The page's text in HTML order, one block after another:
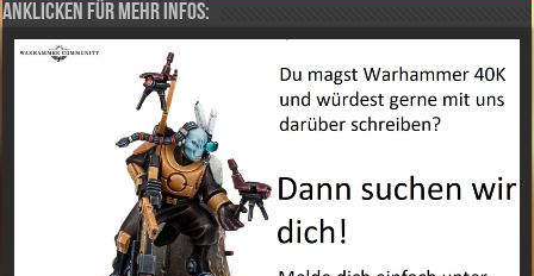
Anklicken für mehr Infos: